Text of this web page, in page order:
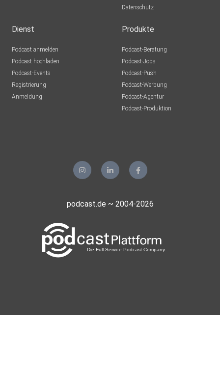
Datenschutz
Dienst
Podcast anmelden
Podcast hochladen
Podcast-Events
Registrierung
Anmeldung
Produkte
Podcast-Beratung
Podcast-Jobs
Podcast-Push
Podcast-Werbung
Podcast-Agentur
Podcast-Produktion
podcast.de ~ 2004-2026